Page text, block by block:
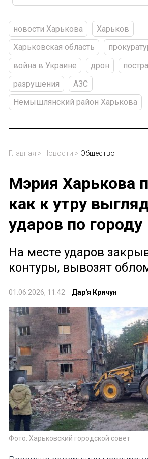
новости Харькова
Харьков
Харьковская область
война в Украине
дрон
разрушения
АЗС
Немышлянский район Харькова
Главная > Новости > Общество
Мэрия Харькова
как к утру
ударов по городу
На месте ударов
контуры, вывозят
01.06.2026, 11:42 Дар'я Кричун
Фото: Харьковский городской совет